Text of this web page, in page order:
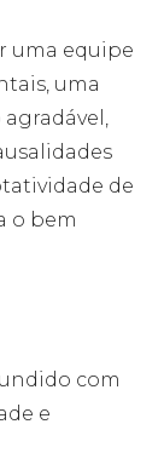
uma equipe
uma
de
o bem
com
e